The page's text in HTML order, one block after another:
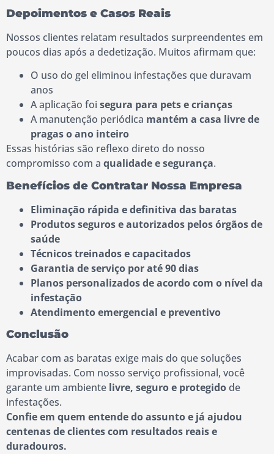
Depoimentos e Casos Reais
Nossos clientes relatam resultados surpreendentes em
poucos dias após a dedetização. Muitos afirmam que:
O uso do gel eliminou infestações que duravam
anos
A aplicação foi segura para pets e crianças
A manutenção periódica mantém a casa livre de
pragas o ano inteiro
Essas histórias são reflexo direto do nosso
compromisso com a qualidade e segurança.
Benefícios de Contratar Nossa Empresa
Eliminação rápida e definitiva das baratas
Produtos seguros e autorizados pelos órgãos de
saúde
Técnicos treinados e capacitados
Garantia de serviço por até 90 dias
Planos personalizados de acordo com o nível da
infestação
Atendimento emergencial e preventivo
Conclusão
Acabar com as baratas exige mais do que soluções
improvisadas. Com nosso serviço profissional, você
garante um ambiente livre, seguro e protegidode
infestações.
Confie em quem entende do assunto e já ajudou
centenas de clientes com resultados reais e
duradouros.